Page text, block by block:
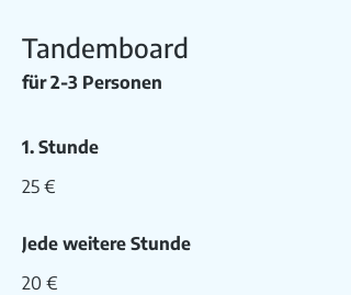
Tandemboard
für 2-3 Personen
1. Stunde
25 €
Jede weitere Stunde
20 €